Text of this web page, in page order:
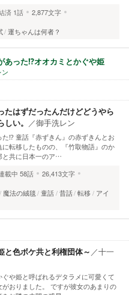
済 1話
2,877文字
運ちゃんは何者？
あった⁉︎オオカミとかぐや姫
たはずだったんだけどどうやら
い。 ／御手洗レン
⁉︎ 童話『赤ずきん』の赤ずきんとお
転移したものの、『竹取物語』のか
と共に日本一のア…
載中 58話
26,413文字
魔法の絨毯 童話 昔話 転移
アイ
色ボケ共と利権団体～ ／十一
や姫と呼ばれるデタラメに可愛くて
おりました。 ですが彼女のあまりの